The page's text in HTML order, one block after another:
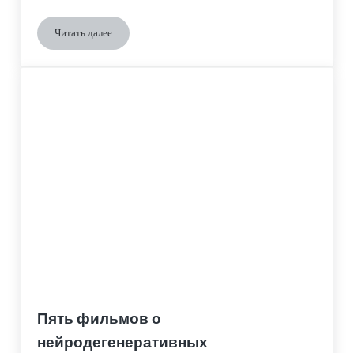
Читать далееЗапах Паркинсона
Пять фильмов о
нейродегенеративных